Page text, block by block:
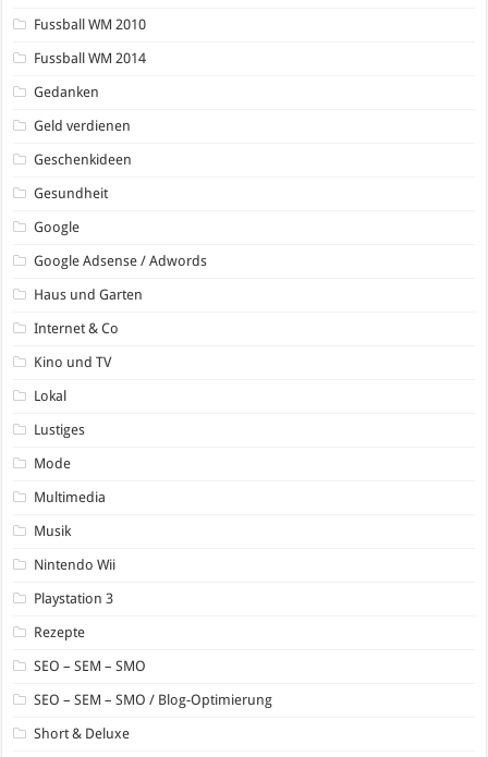
Fussball WM 2010
Fussball WM 2014
Gedanken
Geld verdienen
Geschenkideen
Gesundheit
Google
Google Adsense / Adwords
Haus und Garten
Internet & Co
Kino und TV
Lokal
Lustiges
Mode
Multimedia
Musik
Nintendo Wii
Playstation 3
Rezepte
SEO – SEM – SMO
SEO – SEM – SMO / Blog-Optimierung
Short & Deluxe